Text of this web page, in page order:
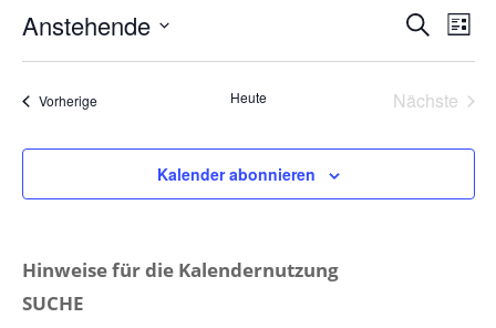
UND
SucheListe
Anstehende
Datum
wählen.
VorherigeVeranstaltungen Heute
Nächste
Kalender abonnieren
Hinweise für die Kalendernutzung
SUCHE